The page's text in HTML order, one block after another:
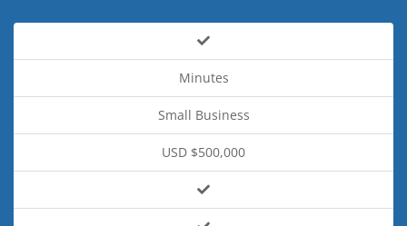
Minutes
Small Business
USD $500,000